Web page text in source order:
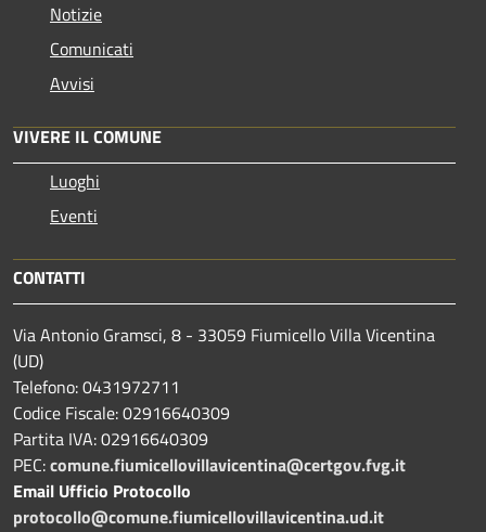
Notizie
Comunicati
Avvisi
VIVERE IL COMUNE
Luoghi
Eventi
CONTATTI
Via Antonio Gramsci, 8 - 33059 Fiumicello Villa Vicentina
(UD)
Telefono: 0431972711
Codice Fiscale: 02916640309
Partita IVA: 02916640309
PEC:comune.fiumicellovillavicentina@certgov.fvg.it
Email Ufficio Protocollo
protocollo@comune.fiumicellovillavicentina.ud.it